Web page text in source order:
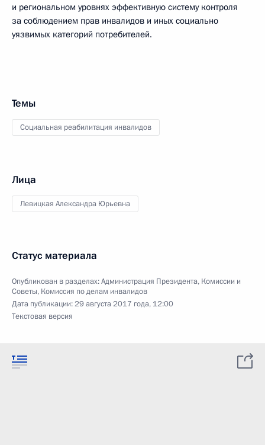
и региональном уровнях эффективную систему контроля
за соблюдением прав инвалидов и иных социально
уязвимых категорий потребителей.
Темы
Социальная реабилитация инвалидов
Лица
Левицкая Александра Юрьевна
Статус материала
Опубликован в разделах:Администрация Президента, Комиссии и
Советы, Комиссия по делам инвалидов
Дата публикации:29 августа 2017 года, 12:00
Текстовая версия